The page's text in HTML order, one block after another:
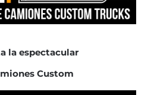
la espectacular
Custom